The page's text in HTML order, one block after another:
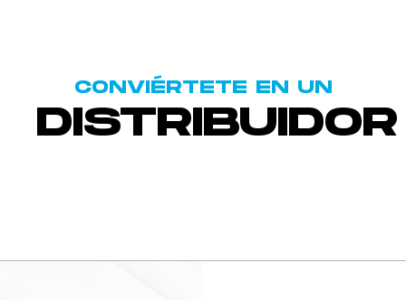
CONVIÉRTETE EN UN
DISTRIBUIDOR